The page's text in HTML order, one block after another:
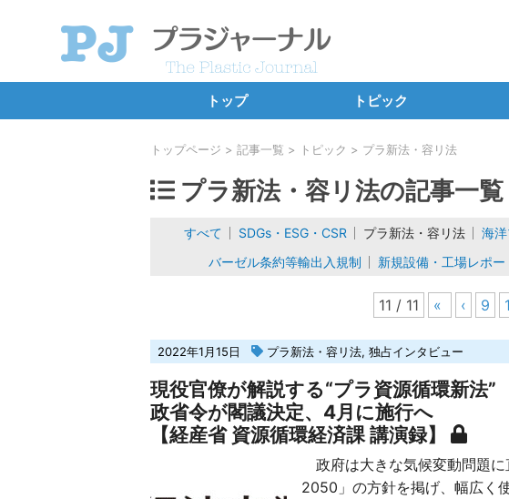
トップ トピック
SDGs・ESG・CSR
プラ新法・容リ法
海洋プラ・ごみ問題
カーボンニュートラル
バーゼル条約等輸出入規制
新規設備・工場レポート
独占インタビュー
ケ
サ
生分
トップページ 記事一覧 トピック プラ新法・容リ法
プラ新法・容リ法の記事一覧
すべて SDGs・ESG・CSR プラ新法・容リ法 海
バーゼル条約等輸出入規制
新規設備・工場レポー
11 / 11 « ‹ 9
2022年1月15日 プラ新法・容リ法, 独占インタビュー
現役官僚が解説する“プラ資源循環新法”
政省令が閣議決定、4月に施行へ
【経産省 資源循環経済課 講演録】
政府は大きな気候変動問題
2050」の方針を掲げ、幅広く